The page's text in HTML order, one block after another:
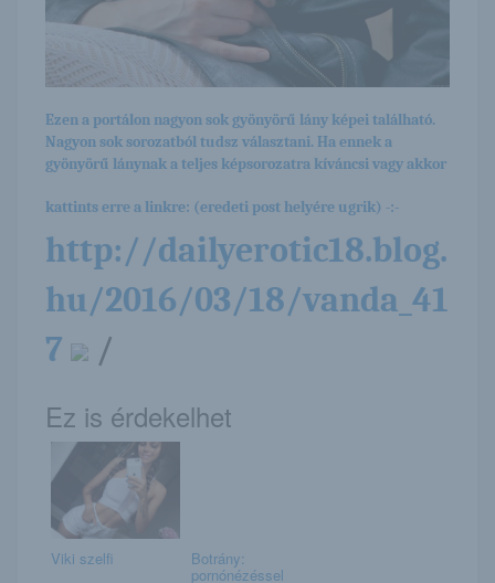
Ezen a portálon nagyon sok gyönyörű lány képei található.
Nagyon sok sorozatból tudsz választani. Ha ennek a
gyönyörű lánynak a teljes képsorozatra kíváncsi vagy akkor
kattints erre a linkre: (eredeti post helyére ugrik) -:-
http://dailyerotic18.blog.
hu/2016/03/18/vanda_41
7
/
Ez is érdekelhet
Viki szelfi Botrány:
pornónézéssel